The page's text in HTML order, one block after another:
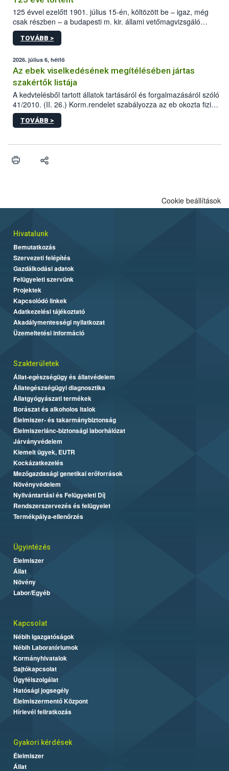
125 évvel ezelőtt 1901. július 15-én, költözött be – igaz, még
csak részben – a budapesti m. kir. állami vetőmagvizsgáló
állomás a Kis Rókus utca 15. szám alatti, Czigler Győző által
tervezett új épületébe.
TOVÁBB >
2026. július 6, hétfő
Az ebek viselkedésének megítélésében jártas
szakértők listája
A kedvtelésből tartott állatok tartásáról és forgalmazásáról szóló
41/2010. (II. 26.) Korm.rendelet szabályozza az eb okozta fizikai
sérülés, illetve ennek veszélye keletkezésekor felmerülő
hatósági feladatokat, valamint a veszélyes eb tartását és annak
vonni az ebek viselkedésének megítélésében jártas szakértőt.
TOVÁBB >
Cookie beállítások
Hivatalunk
Bemutatkozás
Szervezeti felépítés
Gazdálkodási adatok
Felügyeleti szervünk
Projektek
Kapcsolódó linkek
Adatkezelési tájékoztató
Akadálymentességi nyilatkozat
Üzemeltetési információ
Szakterületek
Állat-egészségügy és állatvédelem
Állategészségügyi diagnosztika
Állatgyógyászati termékek
Borászat és alkoholos italok
Élelmiszer- és takarmánybiztonság
Élelmiszerlánc-biztonsági laborhálózat
Járványvédelem
Kiemelt ügyek, EUTR
Kockázatkezelés
Mezőgazdasági genetikai erőforrások
Növényvédelem
Nyilvántartási és Felügyeleti Díj
Rendszerszervezés és felügyelet
Termékpálya-ellenőrzés
Ügyintézés
Élelmiszer
Állat
Növény
Labor/Egyéb
Kapcsolat
Nébih Igazgatóságok
Nébih Laboratóriumok
Kormányhivatalok
Sajtókapcsolat
Ügyfélszolgálat
Hatósági jogsegély
Élelmiszermentő Központ
Hírlevél feliratkozás
Gyakori kérdések
Élelmiszer
Állat